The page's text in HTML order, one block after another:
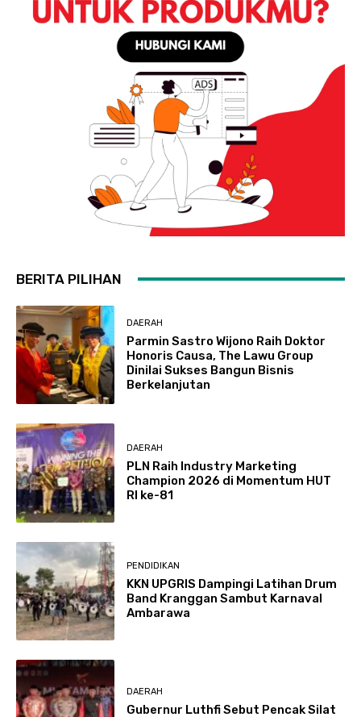
BERITA PILIHAN
DAERAH
Parmin Sastro Wijono Raih Doktor
Honoris Causa, The Lawu Group
Dinilai Sukses Bangun Bisnis
Berkelanjutan
DAERAH
PLN Raih Industry Marketing
Champion 2026 di Momentum HUT
RI ke-81
PENDIDIKAN
KKN UPGRIS Dampingi Latihan Drum
Band Kranggan Sambut Karnaval
Ambarawa
DAERAH
Gubernur Luthfi Sebut Pencak Silat